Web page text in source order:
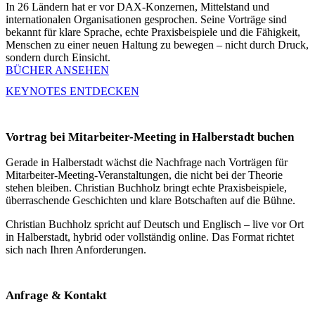
In 26 Ländern hat er vor DAX-Konzernen, Mittelstand und
internationalen Organisationen gesprochen. Seine Vorträge sind
bekannt für klare Sprache, echte Praxisbeispiele und die Fähigkeit,
Menschen zu einer neuen Haltung zu bewegen – nicht durch Druck,
sondern durch Einsicht.
BÜCHER ANSEHEN
KEYNOTES ENTDECKEN
Vortrag bei Mitarbeiter-Meeting in Halberstadt buchen
Gerade in Halberstadt wächst die Nachfrage nach Vorträgen für
Mitarbeiter-Meeting-Veranstaltungen, die nicht bei der Theorie
stehen bleiben. Christian Buchholz bringt echte Praxisbeispiele,
überraschende Geschichten und klare Botschaften auf die Bühne.
Christian Buchholz spricht auf Deutsch und Englisch – live vor Ort
in Halberstadt, hybrid oder vollständig online. Das Format richtet
sich nach Ihren Anforderungen.
Anfrage & Kontakt